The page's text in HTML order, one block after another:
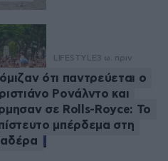
LIFESTYLE3 ω. πριν
ότι παντρεύεται ο
Ρονάλντο και
σε Rolls-Royce: Το
μπέρδεμα στη